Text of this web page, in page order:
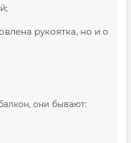
рукоятка, но и о
они бывают: